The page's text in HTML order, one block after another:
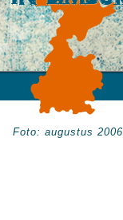
Foto: augustus 2006